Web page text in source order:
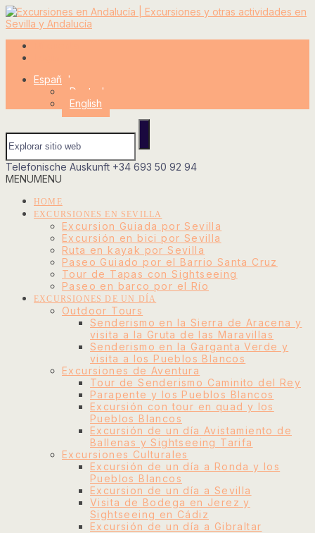
Español
Deutsch
English
Telefonische Auskunft +34 693 50 92 94
MENUMENU
HOME
EXCURSIONES EN SEVILLA
Excursion Guiada por Sevilla
Excursión en bici por Sevilla
Ruta en kayak por Sevilla
Paseo Guiado por el Barrio Santa Cruz
Tour de Tapas con Sightseeing
Paseo en barco por el Río
EXCURSIONES DE UN DÍA
Outdoor Tours
Senderismo en la Sierra de Aracena y
visita a la Gruta de las Maravillas
Senderismo en la Garganta Verde y
visita a los Pueblos Blancos
Excursiones de Aventura
Tour de Senderismo Caminito del Rey
Parapente y los Pueblos Blancos
Excursión con tour en quad y los
Pueblos Blancos
Excursión de un día Avistamiento de
Ballenas y Sightseeing Tarifa
Excursiones Culturales
Excursión de un día a Ronda y los
Pueblos Blancos
Excursion de un día a Sevilla
Visita de Bodega en Jerez y
Sightseeing en Cádiz
Excursión de un día a Gibraltar